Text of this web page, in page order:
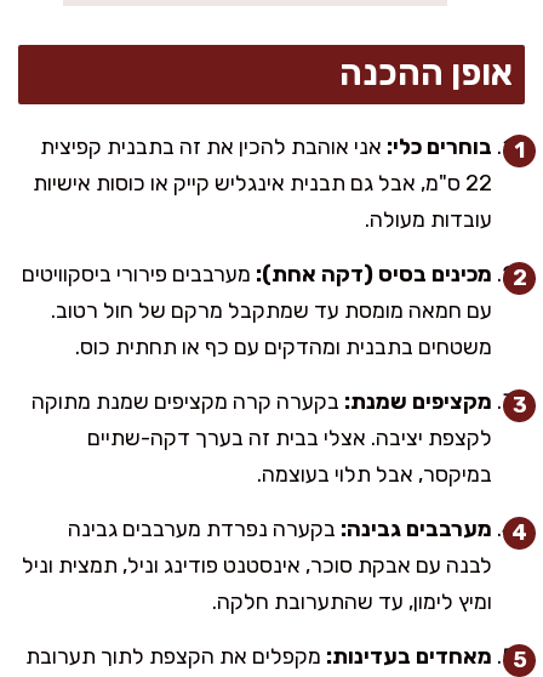
אופן ההכנה
בוחרים כלי: אני אוהבת להכין את זה בתבנית קפיצית
22 ס"מ, אבל גם תבנית אינגליש קייק או כוסות אישיות
עובדות מעולה.
מכינים בסיס (דקה אחת): מערבבים פירורי ביסקוויטים
עם חמאה מומסת עד שמתקבל מרקם של חול רטוב.
משטחים בתבנית ומהדקים עם כף או תחתית כוס.
מקציפים שמנת: בקערה קרה מקציפים שמנת מתוקה
לקצפת יציבה. אצלי בבית זה בערך דקה-שתיים
במיקסר, אבל תלוי בעוצמה.
מערבבים גבינה: בקערה נפרדת מערבבים גבינה
לבנה עם אבקת סוכר, אינסטנט פודינג וניל, תמצית וניל
ומיץ לימון, עד שהתערובת חלקה.
מאחדים בעדינות: מקפלים את הקצפת לתוך תערובת